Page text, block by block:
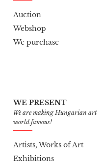
Auction
Webshop
We purchase
WE PRESENT
We are making Hungarian art
world famous!
Artists, Works of Art
Exhibitions